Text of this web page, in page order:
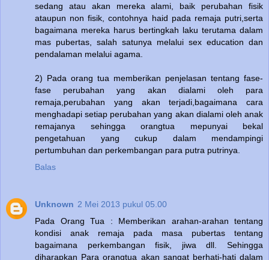
sedang atau akan mereka alami, baik perubahan fisik
ataupun non fisik, contohnya haid pada remaja putri,serta
bagaimana mereka harus bertingkah laku terutama dalam
mas pubertas, salah satunya melalui sex education dan
pendalaman melalui agama.
2) Pada orang tua memberikan penjelasan tentang fase-
fase perubahan yang akan dialami oleh para
remaja,perubahan yang akan terjadi,bagaimana cara
menghadapi setiap perubahan yang akan dialami oleh anak
remajanya sehingga orangtua mepunyai bekal
pengetahuan yang cukup dalam mendampingi
pertumbuhan dan perkembangan para putra putrinya.
Balas
Unknown 2 Mei 2013 pukul 05.00
Pada Orang Tua : Memberikan arahan-arahan tentang
kondisi anak remaja pada masa pubertas tentang
bagaimana perkembangan fisik, jiwa dll. Sehingga
diharapkan Para orangtua akan sangat berhati-hati dalam